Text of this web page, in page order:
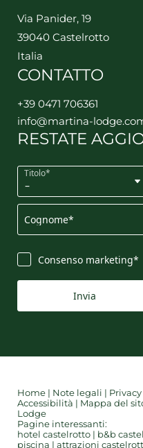
Via Panider, 19
39040 Castelrotto
Italia
CONTATTO
+39 0471 706361
info@martina-lodge.
RESTATE
Titolo*
Cognome*
Consenso marketing*
Invia
Home | Note legali |
Accessibilità | Mappa del
Lodge
Pagine interessanti:
hotel castelrotto | b&b
piscina | attrazioni